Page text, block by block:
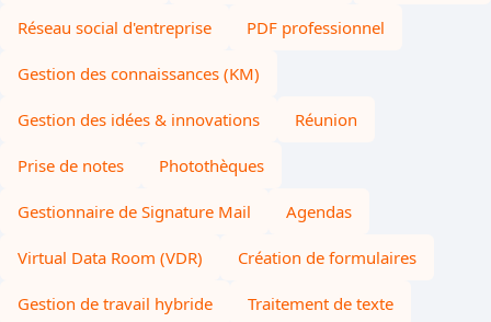
Réseau social d'entreprise PDF professionnel
Gestion des connaissances (KM)
Gestion des idées & innovations Réunion
Prise de notes Photothèques
Gestionnaire de Signature Mail Agendas
Virtual Data Room (VDR) Création de formulaires
Gestion de travail hybride Traitement de texte